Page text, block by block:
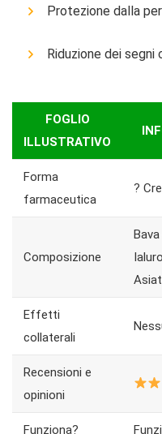
Protezione dalla
Riduzione dei
FOGLIO
ILLUSTRATIVO
Forma
farmaceutica
?
Composizione
Effetti
collaterali
Recensioni e
opinioni
Funziona?